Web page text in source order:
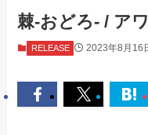
棘-おどろ- / ア
RELEASE 2023年8月16